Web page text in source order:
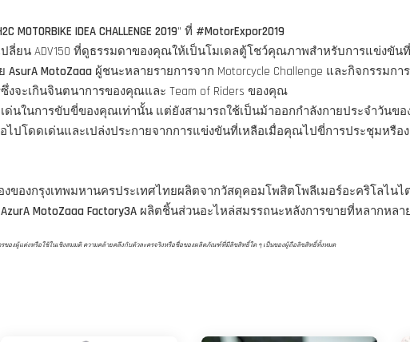
MOTORBIKE IDEA CHALLENGE 2019" ที่ #MotorExpor2019
ปลี่ยน ADV150 ที่ดูธรรมดาของคุณให้เป็นโมเดลตู้โชว์คุณภาพสำหรับการแข่ง
AsurA MotoZaaa ผู้ชนะหลายรายการจาก Motorcycle Challenge และกิจกรรมก
จะเกินจินตนาการของคุณและ Team of Riders ของคุณ
นในการขับขี่ของคุณเท่านั้น แต่ยังสามารถใช้เป็นม้าออกกำลังกายประจำวันของ
ปโดดเด่นและเปล่งประกายจากการแข่งขันที่เหลือเมื่อคุณไปขี่การประชุมหรือ
องของกรุงเทพมหานครประเทศไทยผลิตจากวัสดุคอมโพสิตโพลีเมอร์อะคริโล
AzurA MotoZaaa Factory3A ผลิตชิ้นส่วนอะไหล่สมรรถนะหลังการขายที่หลากหล
ของผู้แต่งหรือใช้ในเชิงสมมติ ความคล้ายคลึงกับตัวละครจริงหรือชื่อของผลิตภัณฑ์ที่มีลิขสิทธิ์ใด ๆ เป็นของผู้ถือลิขสิทธิ์ทั้งหมด